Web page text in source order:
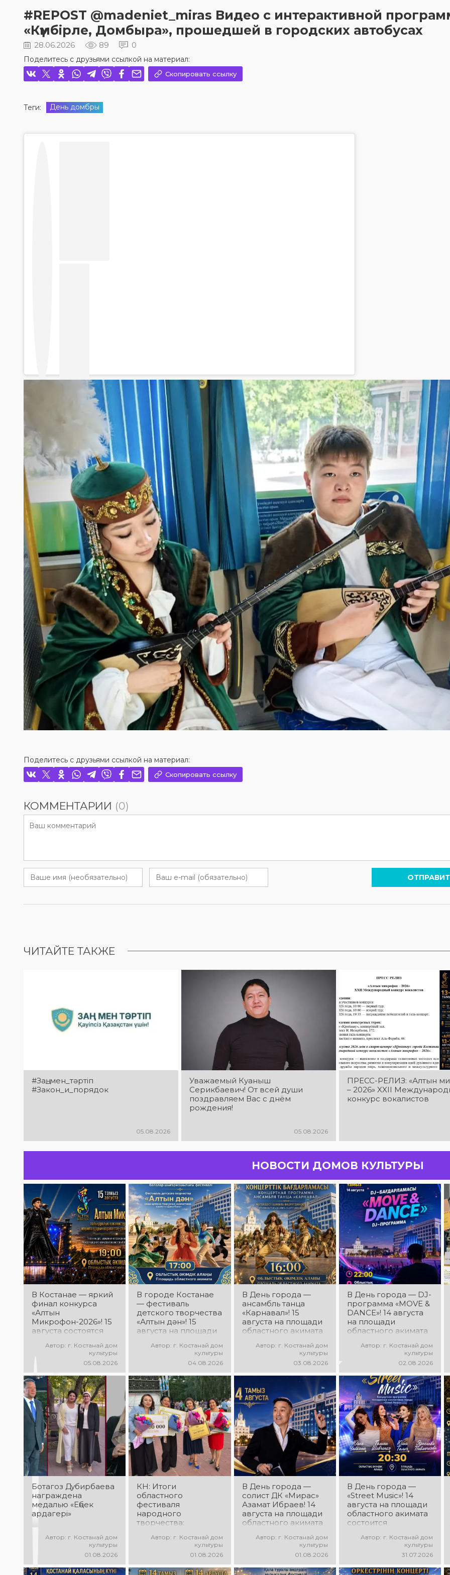
#REPOST @madeniet_miras Видео с интерактивной
«Күмбірле, Домбыра», прошедшей в городских автобусах
28.06.2026 89 0
Поделитесь с друзьями ссылкой на материал:
Скопировать ссылку
Теги: День домбры
View this post on Instagram
Поделитесь с друзьями ссылкой на материал:
Скопировать ссылку
КОММЕНТАРИИ (0)
ЧИТАЙТЕ ТАКЖЕ
#Заң_мен_тәртіп
#Закон_и_порядок
05.08.2026
Уважаемый Куаныш
Серикбаевич! От всей души
поздравляем Вас с днём
рождения!
05.08.2026
ПРЕСС-РЕЛИЗ: «Алтын
– 2026» XXIІ
конкурс вокалистов
НОВОСТИ ДОМОВ КУЛЬТУРЫ
В Костанае — яркий
финал конкурса
«Алтын
Микрофон-2026»! 15
августа состоятся
награждения
победителей и гала-
Международного
конкурса
вокалистов! Вас
ждут яркие
выступления лучших
исполнителей,
незабываемые
эмоции и особая
праздничная
атмосфера!
Автор: г. Костанай дом
культуры
05.08.2026
В городе Костанае
— фестиваль
детского творчества
«Алтын дән»! 15
августа на площади
состоится фестиваль
участием детских
творческих
коллективов
проекта «Даму бала»!
Вас ждут яркие
выступления юных
талантов,
прекрасные песни,
зажигательные
танцы и
праздничное
настроение!
Автор: г. Костанай дом
культуры
04.08.2026
В День города —
ансамбль танца
«Карнавал»! 15
августа на площади
областного акимата
концертная
ансамбля танца
«Карнавал»!
ансамбля — Шамиль
Фахрутдинов. Вас
ждут зрелищные
хореографические
постановки, яркие
образы,
зажигательные
ритмы и
праздничное
настроение!
Автор: г. Костанай дом
культуры
03.08.2026
В День города — DJ-
программа «MOVE &
DANCE»! 14 августа
на площади
областного акимата
праздничная DJ-
программа! Вас ждут
современные
музыкальные хиты,
зажигательные
ритмы, мощная
энергия и яркие
эмоции!
Автор: г. Костанай дом
культуры
02.08.2026
Ботагоз Дубирбаева
награждена
медалью «Еңбек
ардагері»
Автор: г. Костанай дом
культуры
01.08.2026
КН: Итоги
областного
фестиваля
народного
творчества:
Автор: г. Костанай дом
культуры
01.08.2026
В День города —
солист ДК «Мирас»
Азамат Ибраев! 14
августа на площади
областного акимата
концертная
программа Азамата
Ибраева! Вас ждут
любимые песни,
Автор: г. Костанай дом
культуры
01.08.2026
В День города —
«Street Music»! 14
августа на площади
областного акимата
состоится
программа
коллективов города
«Street Music»! Вас
Автор: г. Костанай дом
культуры
31.07.2026